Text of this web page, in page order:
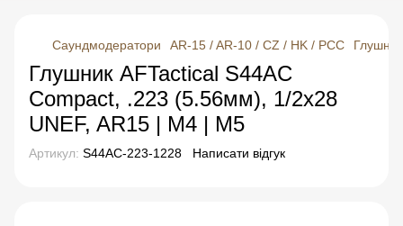
Саундмодератори AR-15 / AR-10 / CZ / HK / PCC
Глушник AFTactical S44AC
Compact, .223 (5.56мм), 1/2x28
UNEF, AR15 | M4 | M5
Артикул: S44AC-223-1228 Написати відгук